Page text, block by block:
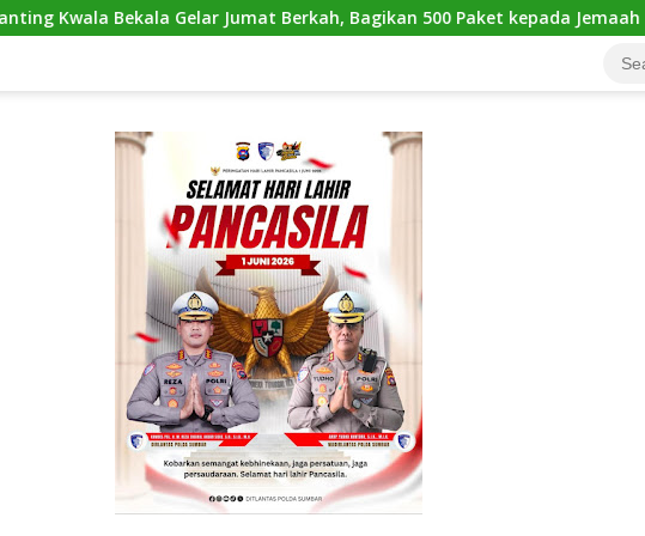
Jumat Berkah, Bagikan 500 Paket kepada Jemaah dan Pengguna Jalan